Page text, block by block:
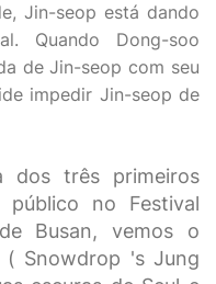
Jin-seop está dando
Quando Dong-soo
de Jin-seop com seu
impedir Jin-seop de
dos três primeiros
no Festival
Busan, vemos o
( Snowdrop 's Jung